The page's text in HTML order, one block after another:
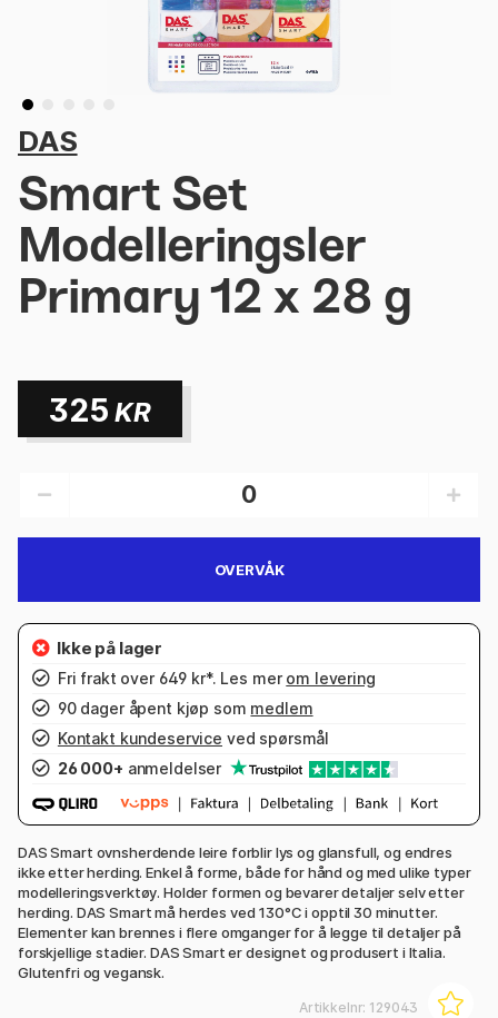
DAS
Smart Set
Modelleringsler
Primary 12 x 28 g
325 KR
OVERVÅK
Fri frakt over 649 kr*. Les mer om levering
90 dager åpent kjøp som medlem
Kontakt kundeservice ved spørsmål
26 000+ anmeldelser
DAS Smart ovnsherdende leire forblir lys og glansfull, og endres
ikke etter herding. Enkel å forme, både for hånd og med ulike typer
modelleringsverktøy. Holder formen og bevarer detaljer selv etter
herding. DAS Smart må herdes ved 130°C i opptil 30 minutter.
Elementer kan brennes i flere omganger for å legge til detaljer på
forskjellige stadier. DAS Smart er designet og produsert i Italia.
Glutenfri og vegansk.
Artikkelnr: 129043